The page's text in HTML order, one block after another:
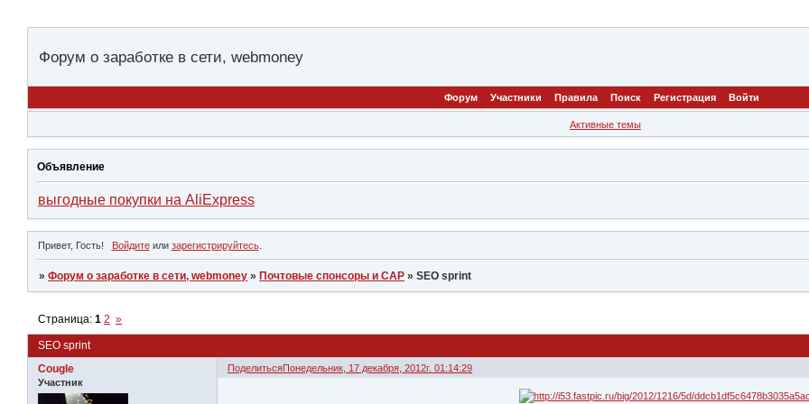
Форум о заработке в сети, webmoney
Форум Участники Правила Поиск Регистрация Войти
Активные темы
Объявление
выгодные покупки на AliExpress
Привет, Гость! Войдитеили зарегистрируйтесь.
»Форум о заработке в сети, webmoney » Почтовые спонсоры и САР »SEO sprint
SEO sprint
Страница:1 2 »
ПоделитьсяПонедельник, 17 декабря, 2012г. 01:14:29
Cougle
Участник